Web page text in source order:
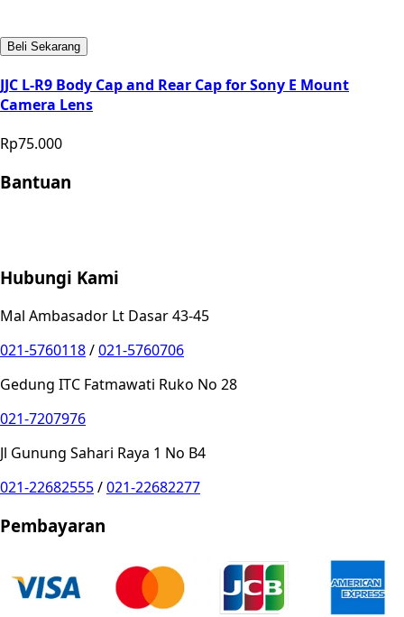
Beli Sekarang
JJC L-R9 Body Cap and Rear Cap for Sony E Mount
Camera Lens
Rp75.000
Bantuan
Hubungi Kami
Mal Ambasador Lt Dasar 43-45
021-5760118/021-5760706
Gedung ITC Fatmawati Ruko No 28
021-7207976
Jl Gunung Sahari Raya 1 No B4
021-22682555/021-22682277
Pembayaran